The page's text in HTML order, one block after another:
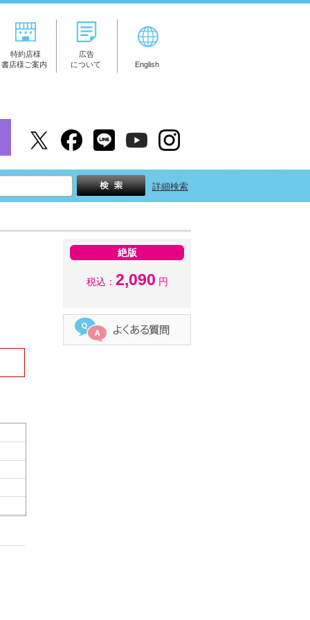
特約店様
書店様ご案内
広告
について
English
詳細検索
絶版
税込： 2,090 円